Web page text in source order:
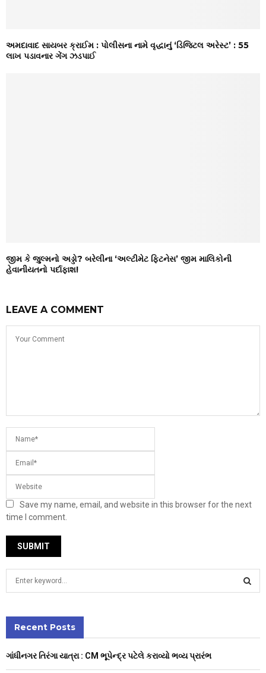
અમદાવાદ સાયબર ક્રાઈમ : પોલીસના નામે વૃદ્ધાનું ‘ડિજિટલ અરેસ્ટ’ : ₹55
લાખ પડાવનાર ગેંગ ઝડપાઈ
જીમ કે જુલ્મનો અડ્ડો? બરેલીના ‘અલ્ટીમેટ ફિટનેસ’ જીમ માલિકોની
હેવાનીયતનો પર્દાફાશ!
LEAVE A COMMENT
Save my name, email, and website in this browser for the next
time I comment.
h
Recent Posts
ગાંધીનગર તિરંગા યાત્રા : CM ભૂપેન્દ્ર પટેલે કરાવ્યો ભવ્ય પ્રારંભ